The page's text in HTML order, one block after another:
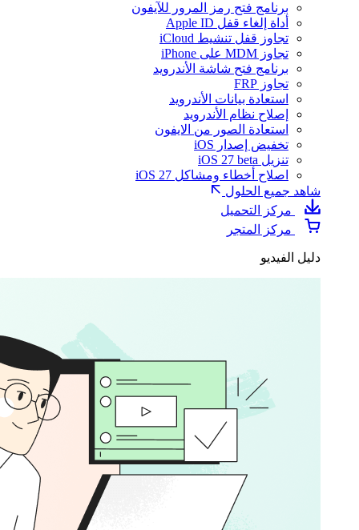
برنامج فتح رمز المرور للآيفون
أداة إلغاء قفل Apple ID
تجاوز قفل تنشيط iCloud
تجاوز MDM على iPhone
برنامج فتح شاشة الأندرويد
تجاوز FRP
استعادة بيانات الأندرويد
إصلاح نظام الأندرويد
استعادة الصور من الايفون
تخفيض إصدار iOS
تنزيل iOS 27 beta
اصلاح أخطاء ومشاكل iOS 27
شاهد جميع الحلول
مركز التحميل
مركز المتجر
دليل الفيديو